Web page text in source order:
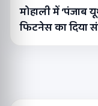
मोहाली में ‘पंजाब
फिटनेस का दिया